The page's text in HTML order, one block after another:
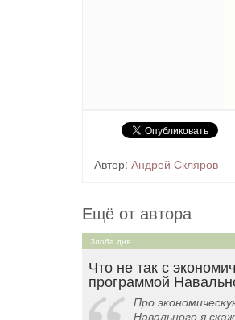
Автор: Андрей Скляров
Ещё от автора
Злоба дня
Что не так с
программой
Про
Навального я